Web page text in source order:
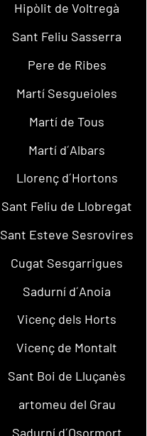
Hipòlit de Voltregà
Sant Feliu Sasserra
Pere de Ribes
Martí Sesgueioles
Martí de Tous
Martí d´Albars
Llorenç d´Hortons
Sant Feliu de Llobregat
Sant Esteve Sesrovires
Cugat Sesgarrigues
Sadurní d´Anoia
Vicenç dels Horts
Vicenç de Montalt
Sant Boi de Lluçanès
artomeu del Grau
Sadurní d´Osormort